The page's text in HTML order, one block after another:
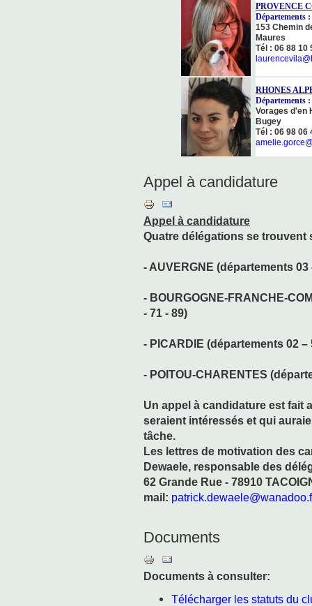
PROVENCE
Départements :
153 Chemin
Maures
Tél : 06 88 10
RHONES
Départements :
Vorages d'en
Bugey
Tél : 06 98 06
Appel à candidature
Appel à candidature
Quatre délégations se
- AUVERGNE (départements 03
- BOURGOGNE-FRANCHE-
- 71 - 89)
- PICARDIE (départements 02 –
- POITOU-CHARENTES
Un appel à candidature est fait
seraient intéressés et qui
tâche.
Les lettres de motivation des
Dewaele, responsable des
62 Grande Rue - 78910
mail:
Documents
Documents à consulter:
Télécharger les statuts du